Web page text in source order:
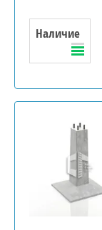
Наличие